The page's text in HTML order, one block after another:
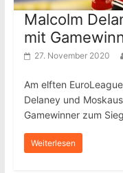
Malcolm
mit
27. November 2020
Am elften
Delaney und
Gamewinner zum
Weiterlesen